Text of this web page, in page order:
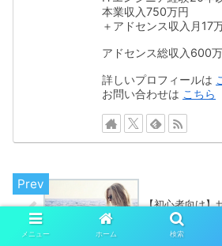
本業収入750万円
＋アドセンス収入月17
アドセンス総収入600万
詳しいプロフィールは
お問い合わせは こちら
【初心者向け】
方【４つだけ覚
メニュー ホーム 検索